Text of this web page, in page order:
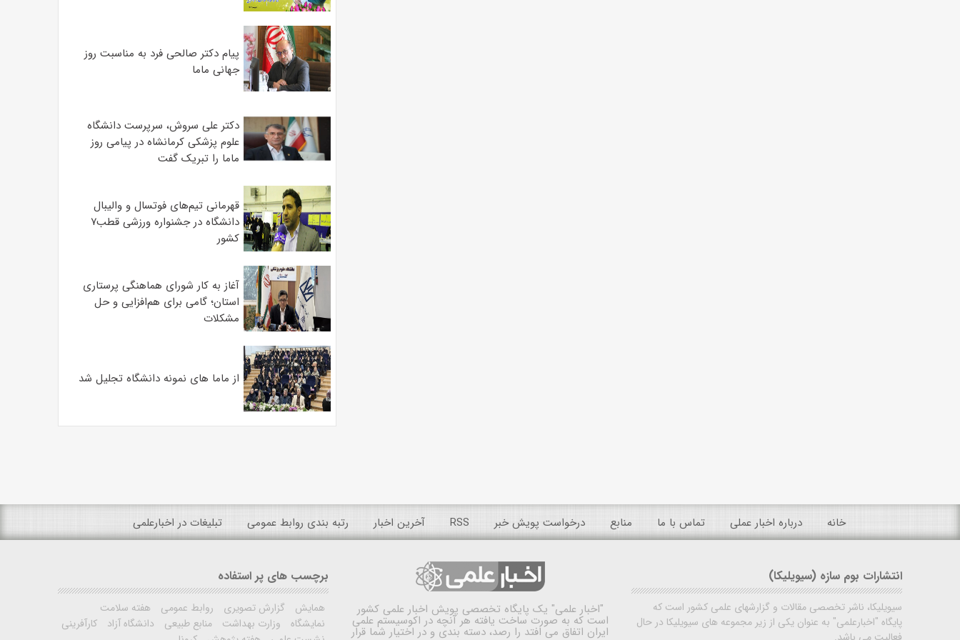
پیام دکتر صالحی فرد به مناسبت روز
جهانی ماما
دکتر علی سروش، سرپرست دانشگاه
علوم پزشکی کرمانشاه در پیامی روز
ماما را تبریک گفت
قهرمانی تیم‌های فوتسال و والیبال
دانشگاه در جشنواره ورزشی قطب۷
کشور
آغاز به کار شورای هماهنگی پرستاری
استان؛ گامی برای هم‌افزایی و حل
مشکلات
از ماما های نمونه دانشگاه تجلیل شد
خانه درباره اخبار عملی تماس با ما منابع درخواست پویش خبر RSS آخرین اخبار رتبه بندی روابط عمومی تبلیغات در اخبارعلمی
انتشارات بوم سازه (سیویلیکا)
سیویلیکا، ناشر تخصصی مقالات و گزارشهای علمی کشور است که
پایگاه "اخبارعلمی" به عنوان یکی از زیر مجموعه های سیویلیکا در حال
"اخبار علمی" یک پایگاه تخصصی پویش اخبار علمی کشور
است که به صورت ساخت یافته هر آنچه در اکوسیستم علمی
ایران اتفاق می افتد را رصد، دسته بندی و در اختیار شما قرار
برچسب های پر استفاده
همایش گزارش تصویری روابط عمومی
هفته سلامت
نمایشگاه
وزارت بهداشت منابع طبیعی دانشگاه آزاد
کارآفرینی